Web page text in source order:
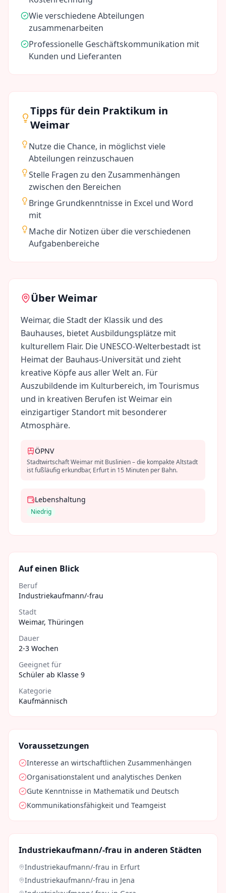
Wie verschiedene Abteilungen
zusammenarbeiten
Professionelle Geschäftskommunikation mit
Kunden und Lieferanten
Tipps für dein Praktikum in
Weimar
Nutze die Chance, in möglichst viele
Abteilungen reinzuschauen
Stelle Fragen zu den Zusammenhängen
zwischen den Bereichen
Bringe Grundkenntnisse in Excel und Word
mit
Mache dir Notizen über die verschiedenen
Aufgabenbereiche
ÜberWeimar
Weimar, die Stadt der Klassik und des
Bauhauses, bietet Ausbildungsplätze mit
kulturellem Flair. Die UNESCO-Welterbestadt ist
Heimat der Bauhaus-Universität und zieht
kreative Köpfe aus aller Welt an. Für
Auszubildende im Kulturbereich, im Tourismus
und in kreativen Berufen ist Weimar ein
einzigartiger Standort mit besonderer
Atmosphäre.
ÖPNV
Stadtwirtschaft Weimar mit Buslinien – die kompakte Altstadt
ist fußläufig erkundbar, Erfurt in 15 Minuten per Bahn.
Lebenshaltung
Niedrig
Auf einen Blick
Beruf
Industriekaufmann/-frau
Stadt
Weimar, Thüringen
Dauer
2-3 Wochen
Geeignet für
Schüler ab Klasse 9
Kategorie
Kaufmännisch
Voraussetzungen
Interesse an wirtschaftlichen Zusammenhängen
Organisationstalent und analytisches Denken
Gute Kenntnisse in Mathematik und Deutsch
Kommunikationsfähigkeit und Teamgeist
Industriekaufmann/-frau in anderen Städten
Industriekaufmann/-frau in Erfurt
Industriekaufmann/-frau in Jena